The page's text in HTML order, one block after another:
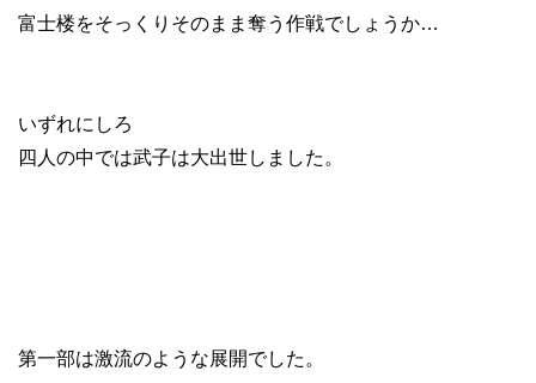
富士楼をそっくりそのまま奪う作戦でしょうか…
いずれにしろ
四人の中では武子は大出世しました。
第一部は激流のような展開でした。